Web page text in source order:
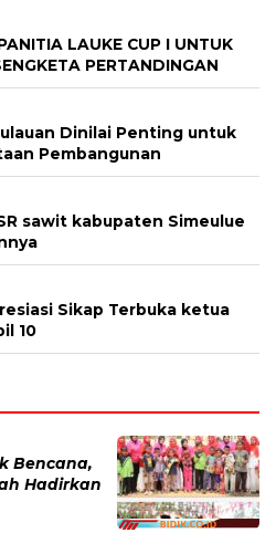
LAUKE CUP I UNTUK
PERTANDINGAN
Dinilai Penting untuk
Pembangunan
sawit kabupaten Simeulue
Sikap Terbuka ketua
10
Bencana,
Hadirkan